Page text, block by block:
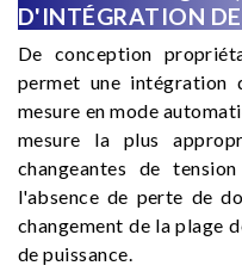
D'INTÉGRATION
De conception
permet une intégration
mesure en mode
mesure la plus
changeantes de
l'absence de perte de
changement de la plage
de puissance.